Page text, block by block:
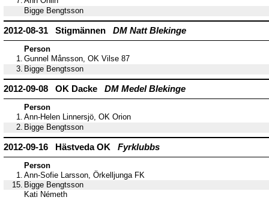
Bigge Bengtsson
2012-08-31 Stigmännen DM Natt Blekinge
Person
1. Gunnel Månsson, OK Vilse 87
3. Bigge Bengtsson
2012-09-08 OK Dacke DM Medel Blekinge
Person
1. Ann-Helen Linnersjö, OK Orion
2. Bigge Bengtsson
2012-09-16 Hästveda OK Fyrklubbs
Person
1. Ann-Sofie Larsson, Örkelljunga FK
15. Bigge Bengtsson
Kati Németh